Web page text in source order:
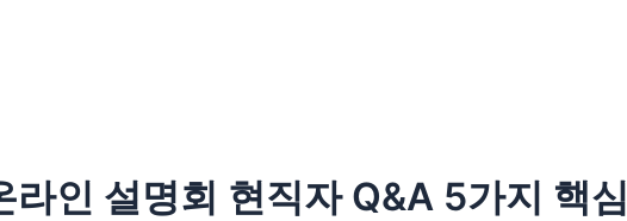
라인 설명회 현직자 Q&A 5가지 핵심